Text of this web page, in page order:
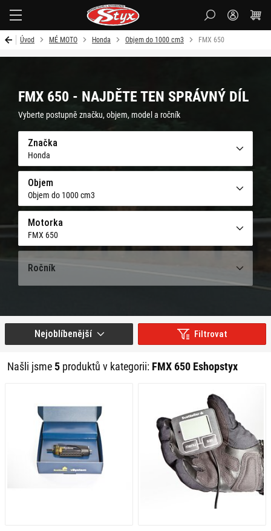
Úvod MÉ MOTO Honda Objem do 1000 cm3 FMX 650
FMX 650 - NAJDĚTE TEN SPRÁVNÝ DÍL
Vyberte postupně značku, objem, model a ročník
Značka
Honda
Objem
Objem do 1000 cm3
Motorka
FMX 650
Ročník
Filtrovat
Našli jsme5 produktů v kategorii: FMX 650 Eshopstyx
Nejoblíbenější